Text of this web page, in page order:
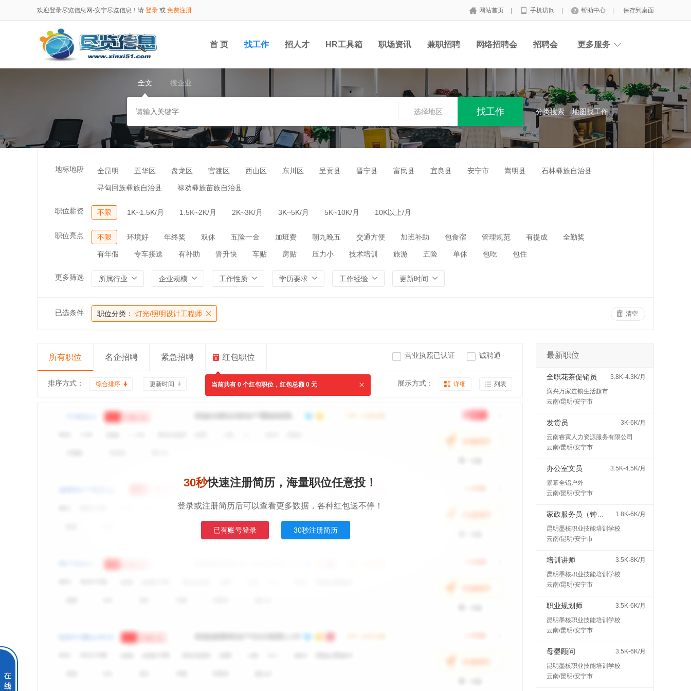
欢迎登录尽览信息网-安宁尽览信息！请 登录 或 免费注册 网站首页 手机访问 帮助中心 保存到桌面
首 页 找工作 招人才 HR工具箱 职场资讯 兼职招聘 网络招聘会 招聘会 更多服务
全文 搜企业
选择地区 分类搜索 地图找工作
地标地段 全昆明 五华区 盘龙区 官渡区 西山区 东川区 呈贡县 晋宁县 富民县 宜良县 安宁市 嵩明县 石林彝族自治县
寻甸回族彝族自治县 禄劝彝族苗族自治县
职位薪资 不限 1K~1.5K/月 1.5K~2K/月 2K~3K/月 3K~5K/月 5K~10K/月 10K以上/月
职位亮点 不限 环境好 年终奖 双休 五险一金 加班费 朝九晚五 交通方便 加班补助 包食宿 管理规范 有提成 全勤奖
有年假 专车接送 有补助 晋升快 车贴 房贴 压力小 技术培训 旅游 五险 单休 包吃 包住
更多筛选 所属行业 企业规模 工作性质 学历要求 工作经验 更新时间
已选条件 职位分类： 灯光/照明设计工程师 清空
所有职位 名企招聘 紧急招聘 红包职位
当前共有 0 个红包职位，红包总额 0 元
营业执照已认证 诚聘通
排序方式： 综合排序 更新时间 展示方式： 详细 列表
30秒快速注册简历，海量职位任意投！
登录或注册简历后可以查看更多数据，各种红包送不停！
已有账号登录 30秒注册简历
最新职位
全职花茶促销员
3.8K-4.3K/月
润兴万家连锁生活超市
云南/昆明/安宁市
发货员
3K-6K/月
云南睿寅人力资源服务有限公司
云南/昆明/安宁市
办公室文员
3.5K-4.5K/月
景幕全铝户外
云南/昆明/安宁市
1.8K-6K/月
昆明墨核职业技能培训学校
云南/昆明/安宁市
培训讲师
3.5K-8K/月
昆明墨核职业技能培训学校
云南/昆明/安宁市
职业规划师
3.5K-6K/月
昆明墨核职业技能培训学校
云南/昆明/安宁市
母婴顾问
3.5K-6K/月
昆明墨核职业技能培训学校
云南/昆明/安宁市